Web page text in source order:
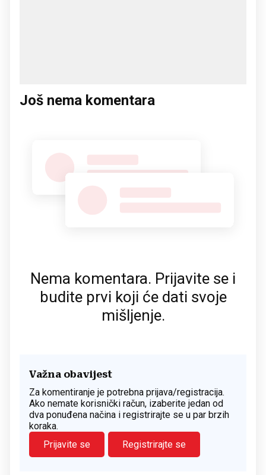
Još nema komentara
Nema komentara. Prijavite se i
budite prvi koji će dati svoje
mišljenje.
Važna obavijest
Za komentiranje je potrebna prijava/registracija.
Ako nemate korisnički račun, izaberite jedan od
dva ponuđena načina i registrirajte se u par brzih
koraka.
Prijavite se
Registrirajte se